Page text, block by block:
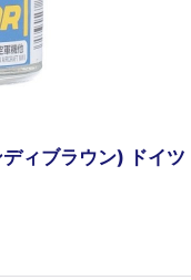
ィブラウン) ドイツ